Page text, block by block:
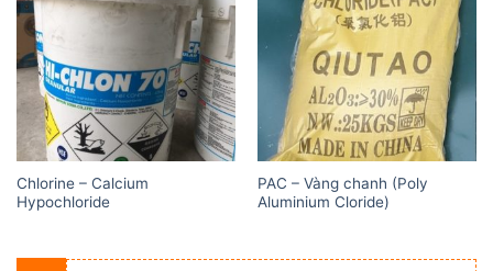
Add to
wishlist
Chlorine – Calcium
Hypochloride
Add to
wishlist
PAC – Vàng chanh (Poly
Aluminium Cloride)